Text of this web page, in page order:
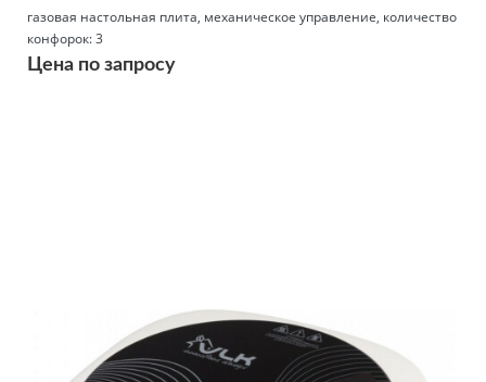
газовая настольная плита, механическое управление, количество
конфорок: 3
Цена по запросу